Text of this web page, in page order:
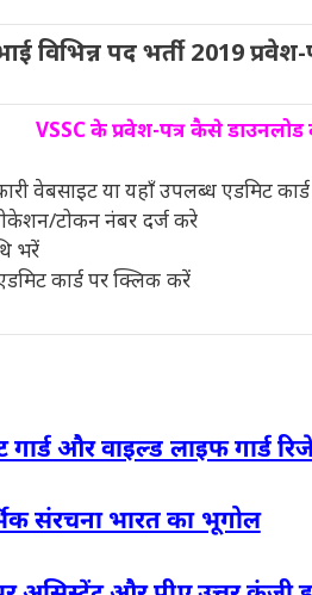
भाई विभिन्न पद भर्ती 2019
VSSC के प्रवेश-पत्र कैसे
वेबसाइट या यहाँ उपलब्ध एडमिट
टोकन नंबर दर्ज करे
भरें
कार्ड पर क्लिक करें
गार्ड और वाइल्ड लाइफ गार्ड
संरचना भारत का भूगोल